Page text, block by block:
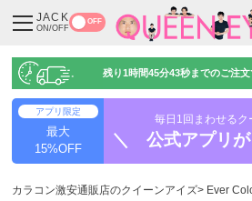
JACK
ON/OFF
OFF
残り1時間45分43秒までのご注
アプリ限定
最大
15%OFF
毎日1回まわせるク
＼ 公式アプリ
カラコン激安通販店のクイーンアイズ Ever